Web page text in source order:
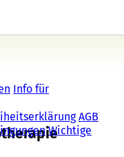
Info für
AGB
Wichtige